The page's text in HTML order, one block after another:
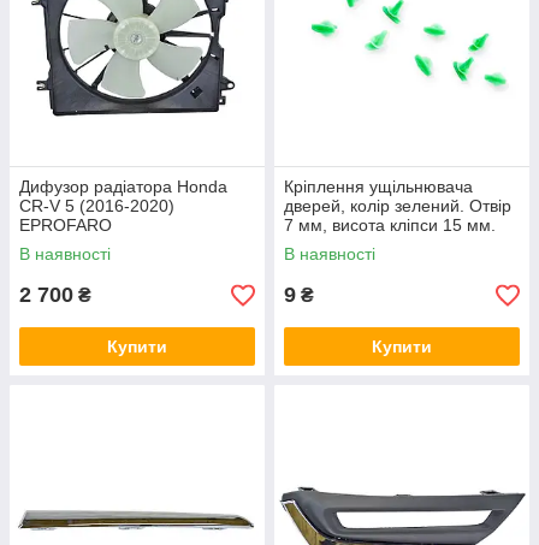
Дифузор радіатора Honda
CR-V 5 (2016-2020)
EPROFARO
В наявності
2 700 ₴
Купити
Кріплення ущільнювача
дверей, колір зелений. Отвір
7 мм, висота кліпси 15 мм.
Honda, Toyota Starklips
В наявності
9 ₴
Купити